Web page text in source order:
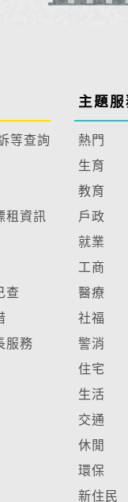
等查詢
租資訊
查
服務
主題服
熱門
生育
教育
戶政
就業
工商
醫療
社福
警消
住宅
生活
交通
休閒
環保
新住民